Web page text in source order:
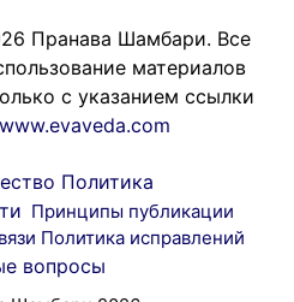
Пранава Шамбари. Все
материалов
с указанием ссылки
www.evaveda.com
Политика
Принципы публикации
Политика исправлений
вопросы